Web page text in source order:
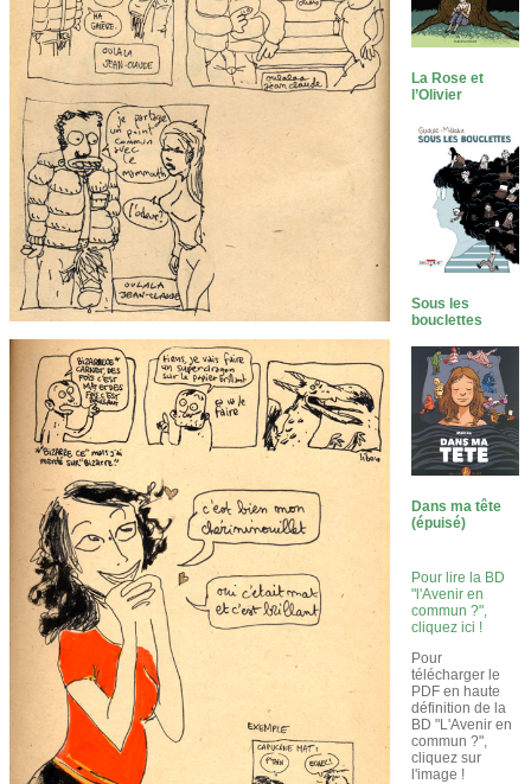
La Rose et
l’Olivier
Sous les
bouclettes
Dans ma tête
(épuisé)
Pour lire la BD
"l'Avenir en
commun ?",
cliquez ici !
Pour
télécharger le
PDF en haute
définition de la
BD "L'Avenir en
commun ?",
cliquez sur
l'image !